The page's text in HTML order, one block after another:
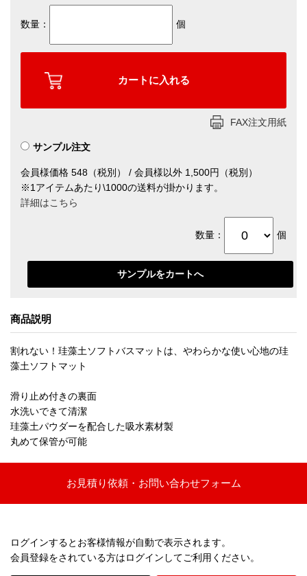
数量： 個
FAX注文用紙
サンプル注文
会員様価格 548（税別） / 会員様以外 1,500円（税別）
※1アイテムあたり\1000の送料が掛かります。
詳細はこちら
数量： 個
商品説明
割れない！珪藻土ソフトバスマットは、やわらかな使い心地の珪
藻土ソフトマット
滑り止め付きの裏面
水洗いできて清潔
珪藻土パウダーを配合した吸水素材製
丸めて保管が可能
お見積り依頼・お問い合わせフォーム
ログインするとお客様情報が自動で表示されます。
会員登録をされている方はログインしてご利用ください。